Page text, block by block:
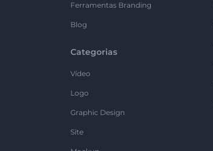
Ferramentas Branding
Blog
Categorias
Vídeo
Logo
Graphic Design
Site